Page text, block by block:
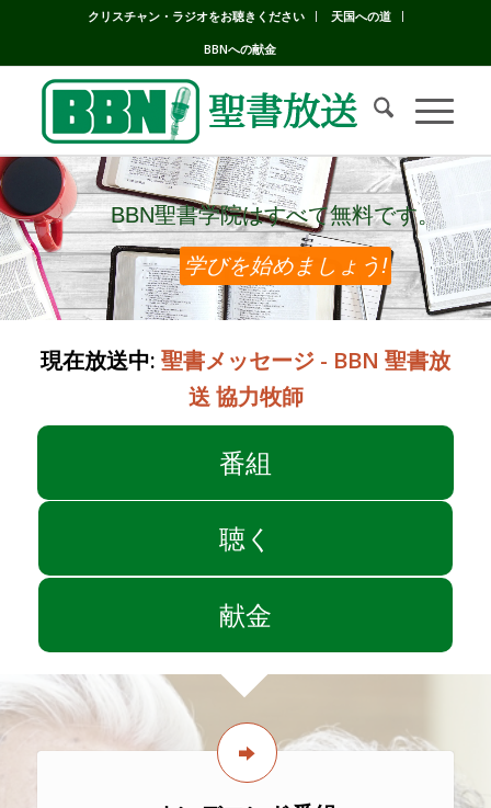
クリスチャン・ラジオをお聴きください
天国への道
BBNへの献金
BBN聖書学院はすべて無料です。
BBN聖書学院はすべて無料です。
学びを始めましょう!
現在放送中: 聖書メッセージ - BBN 聖書放
送 協力牧師
番組
聴く
献金